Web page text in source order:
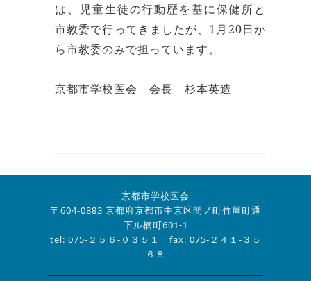
は、児童生徒の行動歴を基に保健所と
市教委で行ってきましたが、1月20日か
ら市教委のみで担っています。
京都市学校医会 会長 杉本英造
京都市学校医会
〒604-0883 京都府京都市中京区間ノ町竹屋町通
下ル楠町601-1
tel: 075-２５６-０３５１ fax: 075-２４１-３５
６８